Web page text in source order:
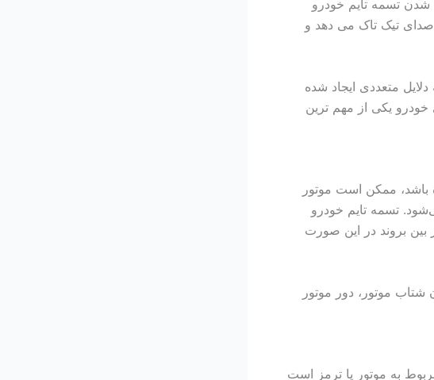
شدن تسمه تایم خودرو
تیک تاک می دهد و
متعددی ایجاد شده
یکی از مهم ترین
باشد، ممکن است موتور
تسمه تایم خودرو
بین بروند در این صورت
موتور، دور موتور
به موتور یا ترمز است